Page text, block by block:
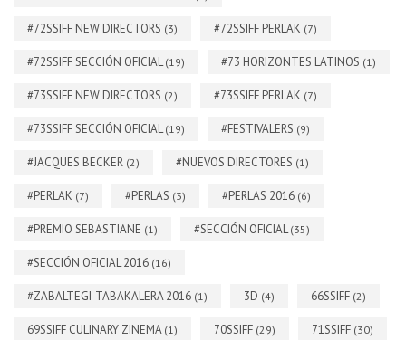
#72SSIFF NEW DIRECTORS (3) #72SSIFF PERLAK (7)
#72SSIFF SECCIÓN OFICIAL(19) #73 HORIZONTES LATINOS (1)
#73SSIFF NEW DIRECTORS (2) #73SSIFF PERLAK (7)
#73SSIFF SECCIÓN OFICIAL(19) #FESTIVALERS (9)
#JACQUES BECKER (2) #NUEVOS DIRECTORES (1)
#PERLAK (7) #PERLAS (3) #PERLAS 2016 (6)
#PREMIO SEBASTIANE (1) #SECCIÓN OFICIAL(35)
#SECCIÓN OFICIAL 2016 (16)
#ZABALTEGI-TABAKALERA 2016 (1) 3D (4) 66SSIFF (2)
69SSIFF CULINARY ZINEMA (1) 70SSIFF (29) 71SSIFF (30)